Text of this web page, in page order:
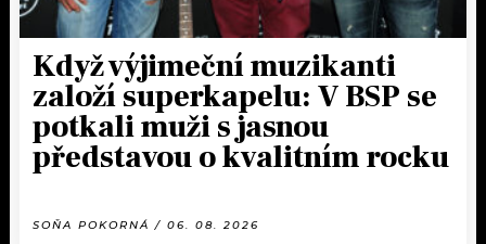
Když výjimeční muzikanti
založí superkapelu: V BSP se
potkali muži s jasnou
představou o kvalitním rocku
SOŇA POKORNÁ / 06. 08. 2026